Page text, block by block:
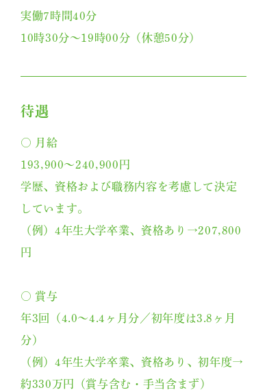
実働7時間40分
10時30分～19時00分（休憩50分）
待遇
○ 月給
193,900～240,900円
学歴、資格および職務内容を考慮して決定
しています。
（例）4年生大学卒業、資格あり→207,800
円
○ 賞与
年3回（4.0～4.4ヶ月分／初年度は3.8ヶ月
分）
（例）4年生大学卒業、資格あり、初年度→
約330万円（賞与含む・手当含まず）